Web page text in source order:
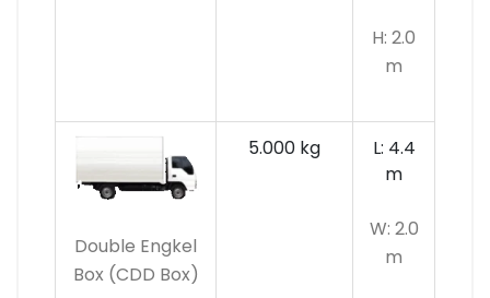
H: 2.0
m
Double Engkel
Box (CDD Box)
5.000 kg
L: 4.4
m
W: 2.0
m